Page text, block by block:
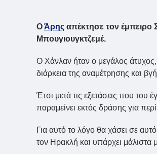
ΟΆρης απέκτησε τον έμπειρο
Μπουγιουγκτζεμέ.
Ο Χάνλαν ήταν ο μεγάλος
διάρκεια της αναμέτρησης και
Έτσι μετά τις εξετάσεις που
παραμείνει εκτός δράσης για
Για αυτό το λόγο θα χάσει σε
τον Ηρακλή και υπάρχει μάλιστα